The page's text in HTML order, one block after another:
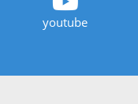
youtube